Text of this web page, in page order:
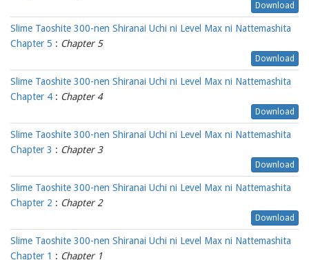
Download
Slime Taoshite 300-nen Shiranai Uchi ni Level Max ni Nattemashita
Chapter 5 : Chapter 5
Download
Slime Taoshite 300-nen Shiranai Uchi ni Level Max ni Nattemashita
Chapter 4 : Chapter 4
Download
Slime Taoshite 300-nen Shiranai Uchi ni Level Max ni Nattemashita
Chapter 3 : Chapter 3
Download
Slime Taoshite 300-nen Shiranai Uchi ni Level Max ni Nattemashita
Chapter 2 : Chapter 2
Download
Slime Taoshite 300-nen Shiranai Uchi ni Level Max ni Nattemashita
Chapter 1 : Chapter 1